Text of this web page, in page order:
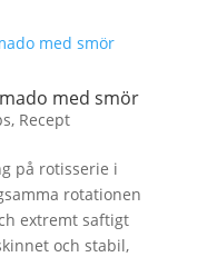
med smör
, Recept
på rotisserie i
rotationen
extremt saftigt
och stabil,